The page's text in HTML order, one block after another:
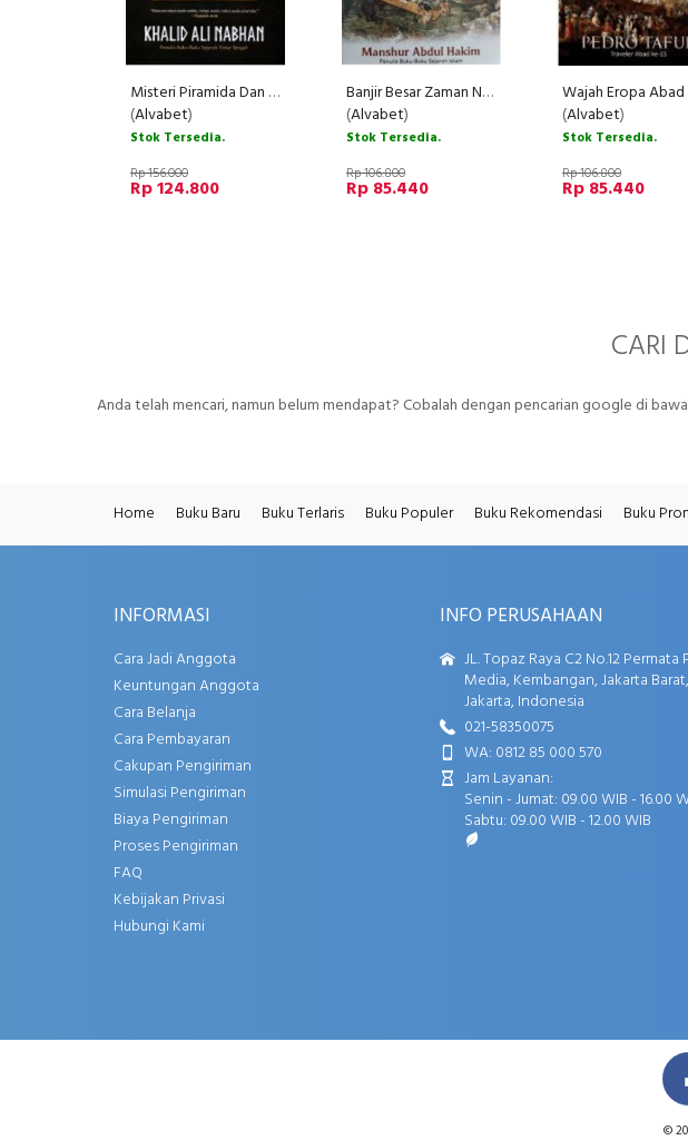
Misteri Piramida Dan Sphinx
(Alvabet)
Stok Tersedia.
Rp 156.000
Rp 124.800
Banjir Besar Zaman Nabi Nuh ( Riwayat dalam Alquran dan cerita-cerita kuno )
(Alvabet)
Stok Tersedia.
Rp 106.800
Rp 85.440
(Alvabet)
Stok Tersedia.
Rp 106.800
Rp 85.440
CARI
Anda telah mencari, namun belum mendapat? Cobalah dengan pencarian google di
Home Buku Baru Buku Terlaris Buku Populer Buku Rekomendasi Buku
INFORMASI
Cara Jadi Anggota
Keuntungan Anggota
Cara Belanja
Cara Pembayaran
Cakupan Pengiriman
Simulasi Pengiriman
Biaya Pengiriman
Proses Pengiriman
FAQ
Kebijakan Privasi
Hubungi Kami
INFO PERUSAHAAN
JL. Topaz Raya C2 No.12 Permata
Media, Kembangan, Jakarta
Jakarta, Indonesia
021-58350075
WA: 0812 85 000 570
Jam Layanan:
Senin - Jumat: 09.00 WIB - 16.00
Sabtu: 09.00 WIB - 12.00 WIB
©